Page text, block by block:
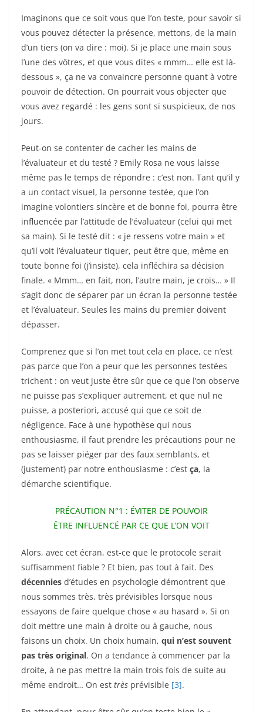
Imaginons que ce soit vous que l’on teste, pour savoir si
vous pouvez détecter la présence, mettons, de la main
d’un tiers (on va dire : moi). Si je place une main sous
l’une des vôtres, et que vous dites « mmm… elle est là-
dessous », ça ne va convaincre personne quant à votre
pouvoir de détection. On pourrait vous objecter que
vous avez regardé : les gens sont si suspicieux, de nos
jours.
Peut-on se contenter de cacher les mains de
l’évaluateur et du testé ? Emily Rosa ne vous laisse
même pas le temps de répondre : c’est non. Tant qu’il y
a un contact visuel, la personne testée, que l’on
imagine volontiers sincère et de bonne foi, pourra être
influencée par l’attitude de l’évaluateur (celui qui met
sa main). Si le testé dit : « je ressens votre main » et
qu’il voit l’évaluateur tiquer, peut être que, même en
toute bonne foi (j’insiste), cela infléchira sa décision
finale. « Mmm… en fait, non, l’autre main, je crois… » Il
s’agit donc de séparer par un écran la personne testée
et l’évaluateur. Seules les mains du premier doivent
dépasser.
Comprenez que si l’on met tout cela en place, ce n’est
pas parce que l’on a peur que les personnes testées
trichent : on veut juste être sûr que ce que l’on observe
ne puisse pas s’expliquer autrement, et que nul ne
puisse, a posteriori, accusé qui que ce soit de
négligence. Face à une hypothèse qui nous
enthousiasme, il faut prendre les précautions pour ne
pas se laisser piéger par des faux semblants, et
(justement) par notre enthousiasme : c’est ça, la
démarche scientifique.
PRÉCAUTION N°1 : ÉVITER DE POUVOIR
ÊTRE INFLUENCÉ PAR CE QUE L’ON VOIT
Alors, avec cet écran, est-ce que le protocole serait
suffisamment fiable ? Et bien, pas tout à fait. Des
décennies d’études en psychologie démontrent que
nous sommes très, très prévisibles lorsque nous
essayons de faire quelque chose « au hasard ». Si on
doit mettre une main à droite ou à gauche, nous
faisons un choix. Un choix humain, qui n’est souvent
pas très original. On a tendance à commencer par la
droite, à ne pas mettre la main trois fois de suite au
même endroit… On est très prévisible [3].